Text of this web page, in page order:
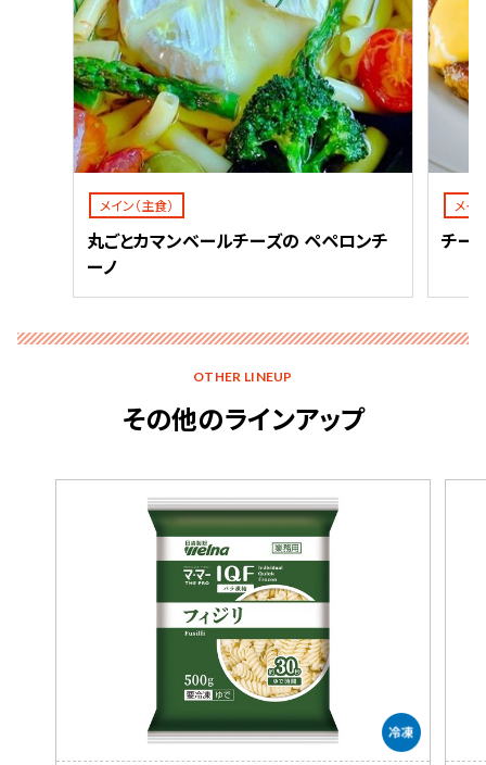
メイン（主食）
丸ごとカマンベールチーズの ペペロンチ
ーノ
メイ
チー
OTHER LINEUP
その他のラインアップ